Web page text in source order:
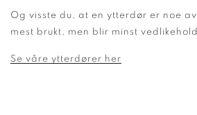
Og visste du, at en ytterdør er noe
mest brukt, men blir minst
Se våre ytterdører her